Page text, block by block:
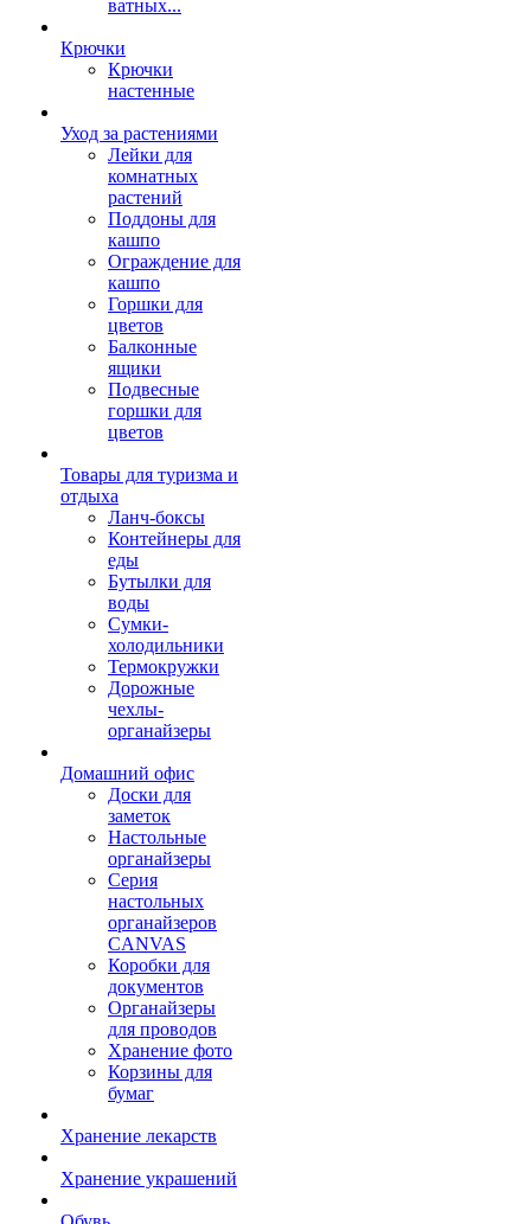
ватных...
Крючки
Крючки
настенные
Уход за растениями
Лейки для
комнатных
растений
Поддоны для
кашпо
Ограждение для
кашпо
Горшки для
цветов
Балконные
ящики
Подвесные
горшки для
цветов
Товары для туризма и
отдыха
Ланч-боксы
Контейнеры для
еды
Бутылки для
воды
Сумки-
холодильники
Термокружки
Дорожные
чехлы-
органайзеры
Домашний офис
Доски для
заметок
Настольные
органайзеры
Серия
настольных
органайзеров
CANVAS
Коробки для
документов
Органайзеры
для проводов
Хранение фото
Корзины для
бумаг
Хранение лекарств
Хранение украшений